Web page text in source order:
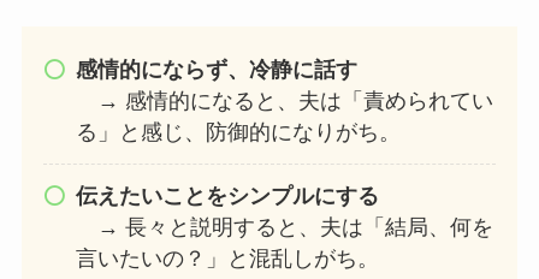
感情的にならず、冷静に話す
→ 感情的になると、夫は「責められてい
る」と感じ、防御的になりがち。
伝えたいことをシンプルにする
→ 長々と説明すると、夫は「結局、何を
言いたいの？」と混乱しがち。